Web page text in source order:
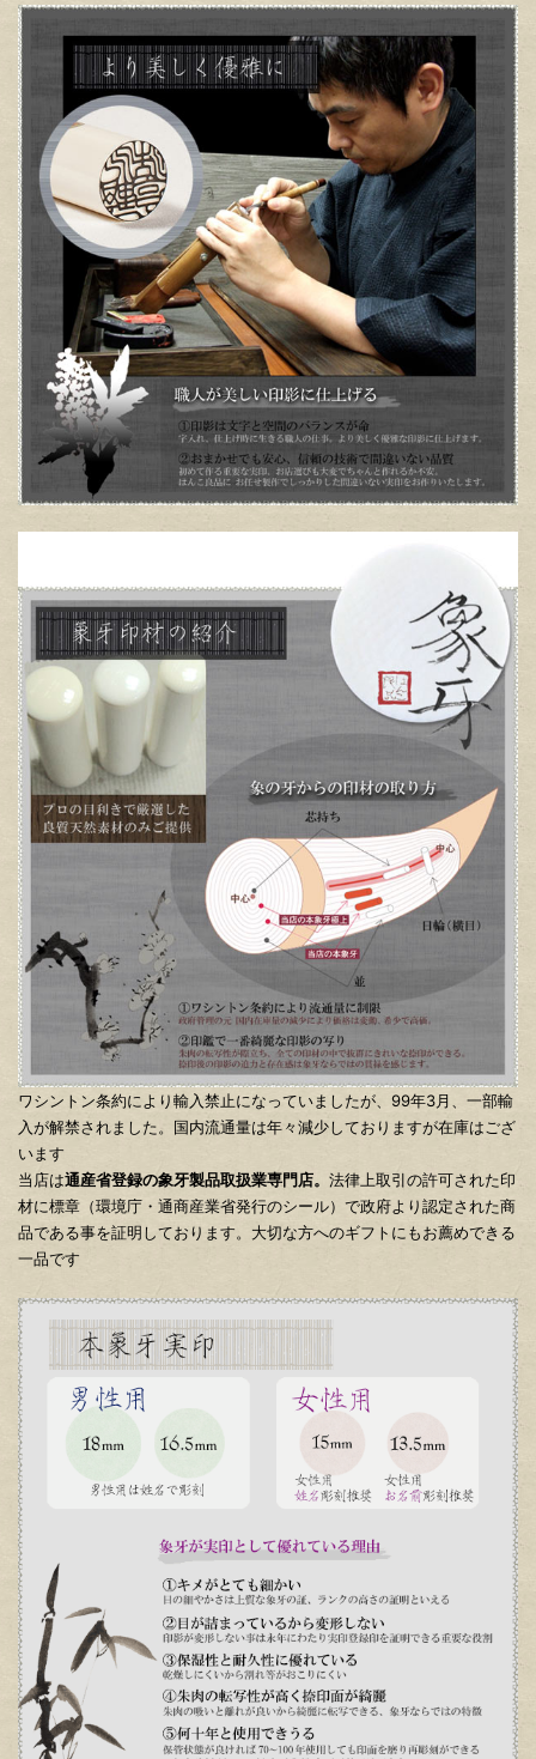
ワシントン条約により輸入禁止になっていましたが、99年3月、一部輸
入が解禁されました。国内流通量は年々減少しておりますが在庫はござ
います
当店は通産省登録の象牙製品取扱業専門店。 法律上取引の許可された印
材に標章（環境庁・通商産業省発行のシール）で政府より認定された商
品である事を証明しております。大切な方へのギフトにもお薦めできる
一品です